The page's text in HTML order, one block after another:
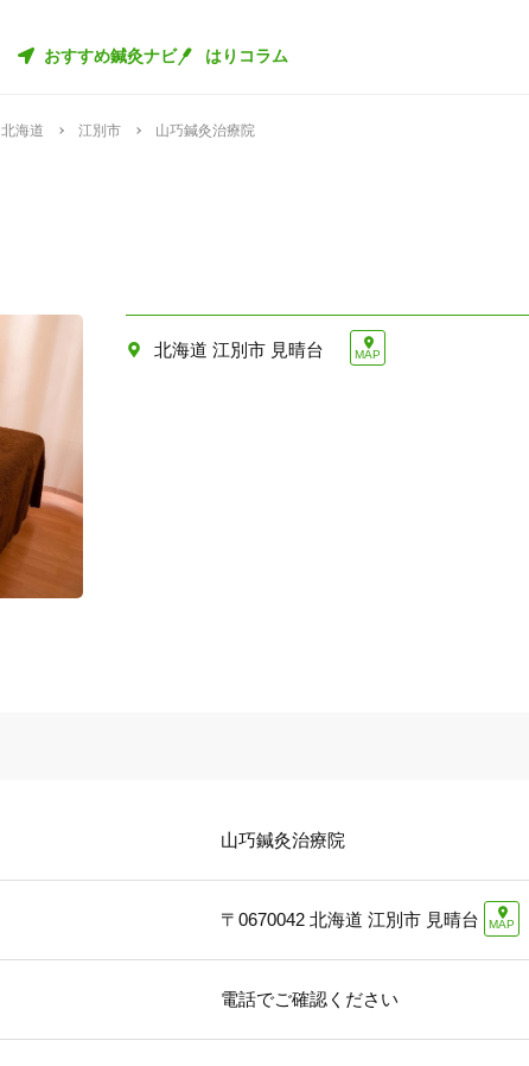
おすすめ鍼灸ナビ はりコラム
北海道 江別市 山巧鍼灸治療院
北海道 江別市 見晴台 MAP
山巧鍼灸治療院
〒0670042 北海道 江別市 見晴台 MAP
電話でご確認ください